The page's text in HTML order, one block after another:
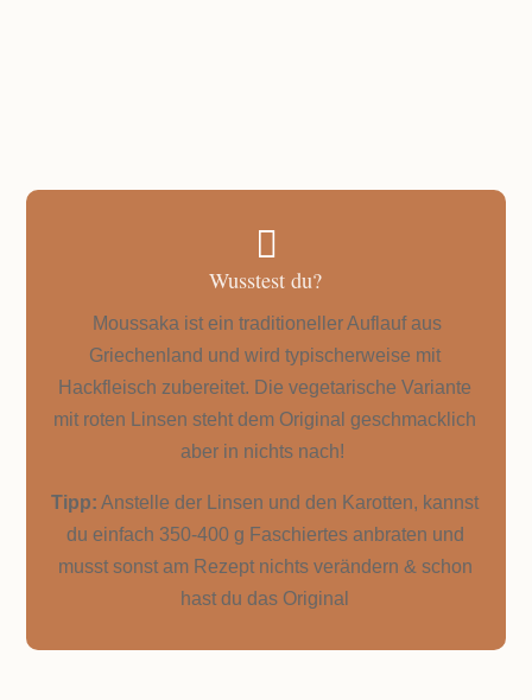

Wusstest du?
Moussaka ist ein traditioneller Auflauf aus
Griechenland und wird typischerweise mit
Hackfleisch zubereitet. Die vegetarische Variante
mit roten Linsen steht dem Original geschmacklich
aber in nichts nach!
Tipp: Anstelle der Linsen und den Karotten, kannst
du einfach 350-400 g Faschiertes anbraten und
musst sonst am Rezept nichts verändern & schon
hast du das Original